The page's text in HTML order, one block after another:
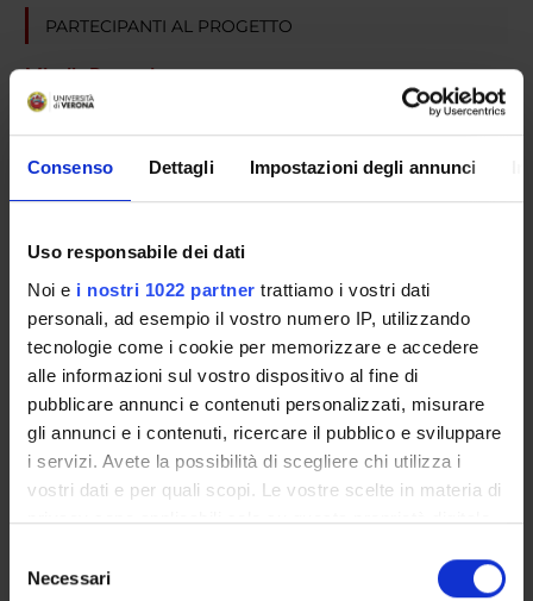
Consenso Dettagli Impostazioni degli annunci
Uso responsabile dei dati
Noi e i nostri 1022 partner trattiamo i vostri dati
personali, ad esempio il vostro numero IP, utilizzando
tecnologie come i cookie per memorizzare e accedere
alle informazioni sul vostro dispositivo al fine di
pubblicare annunci e contenuti personalizzati, misurare
gli annunci e i contenuti, ricercare il pubblico e sviluppare
i servizi. Avete la possibilità di scegliere chi utilizza i
vostri dati e per quali scopi. Le vostre scelte in materia di
privacy sono applicabili solo su questa proprietà digitale
modificare o revocare il proprio consenso in qualsiasi
delNecessari
PARTECIPANTI AL PROGETTO
Mirella Ruggeri
AREE DI RICERCA COINVOLTE DAL PROGETTO
SEZIONI
Psichiatria
ATTIVITÀ